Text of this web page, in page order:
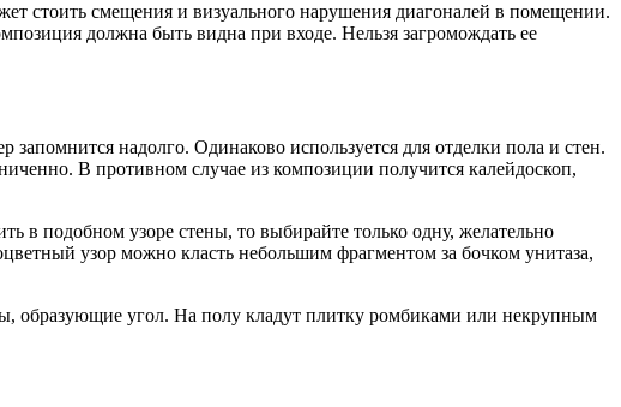
стоить смещения и визуального нарушения диагоналей в помещении.
должна быть видна при входе. Нельзя загромождать ее
надолго. Одинаково используется для отделки пола и стен.
В противном случае из композиции получится калейдоскоп,
в подобном узоре стены, то выбирайте только одну, желательно
узор можно класть небольшим фрагментом за бочком унитаза,
образующие угол. На полу кладут плитку ромбиками или некрупным